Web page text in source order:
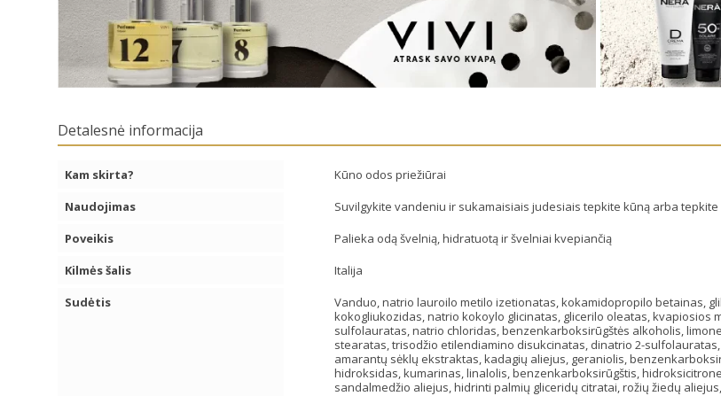
Detalesnė informacija
Kam skirta?
Kūno odos priežiūrai
Naudojimas
Suvilgykite vandeniu ir sukamaisiais judesiais tepkite kūną arba
Poveikis
Palieka odą švelnią, hidratuotą ir švelniai kvepiančią
Kilmės šalis
Italija
Sudėtis
Vanduo, natrio lauroilo metilo izetionatas, kokamidopropilo betainas,
kokogliukozidas, natrio kokoylo glicinatas, glicerilo oleatas, kvapiosios
sulfolauratas, natrio chloridas, benzenkarboksirūgštės alkoholis,
stearatas, trisodžio etilendiamino disukcinatas, dinatrio 2-
amarantų sėklų ekstraktas, kadagių aliejus, geraniolis,
hidroksidas, kumarinas, linalolis, benzenkarboksirūgštis,
sandalmedžio aliejus, hidrinti palmių gliceridų citratai, rožių žiedų